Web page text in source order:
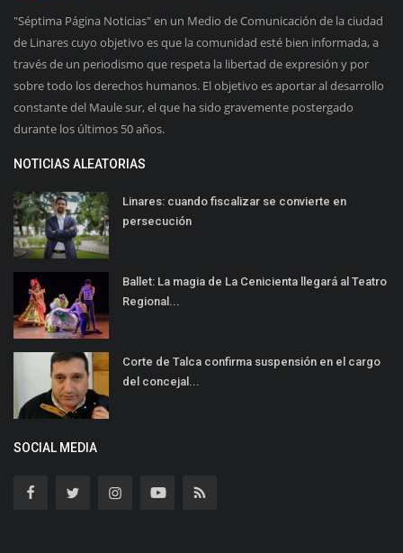
"Séptima Página Noticias" en un Medio de Comunicación de la ciudad
de Linares cuyo objetivo es que la comunidad esté bien informada, a
través de un periodismo que respeta la libertad de expresión y por
sobre todo los derechos humanos. El objetivo es aportar al desarrollo
constante del Maule sur, el que ha sido gravemente postergado
durante los últimos 50 años.
NOTICIAS ALEATORIAS
Linares: cuando fiscalizar se convierte en
persecución
Ballet: La magia de La Cenicienta llegará al Teatro
Regional...
Corte de Talca confirma suspensión en el cargo
del concejal...
SOCIAL MEDIA